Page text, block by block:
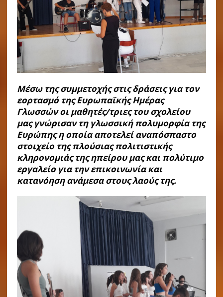
Μέσω της συμμετοχής στις δράσεις για τον
εορτασμό της Ευρωπαϊκής Ημέρας
Γλωσσών οι μαθητές/τριες του σχολείου
μας γνώρισαν τη γλωσσική πολυμορφία της
Ευρώπης η οποία αποτελεί αναπόσπαστο
στοιχείο της πλούσιας πολιτιστικής
κληρονομιάς της ηπείρου μας και πολύτιμο
εργαλείο για την επικοινωνία και
κατανόηση ανάμεσα στους λαούς της.